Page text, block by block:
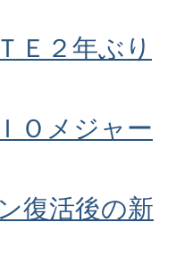
Ｅ２年ぶり
Ｏメジャー
復活後の新